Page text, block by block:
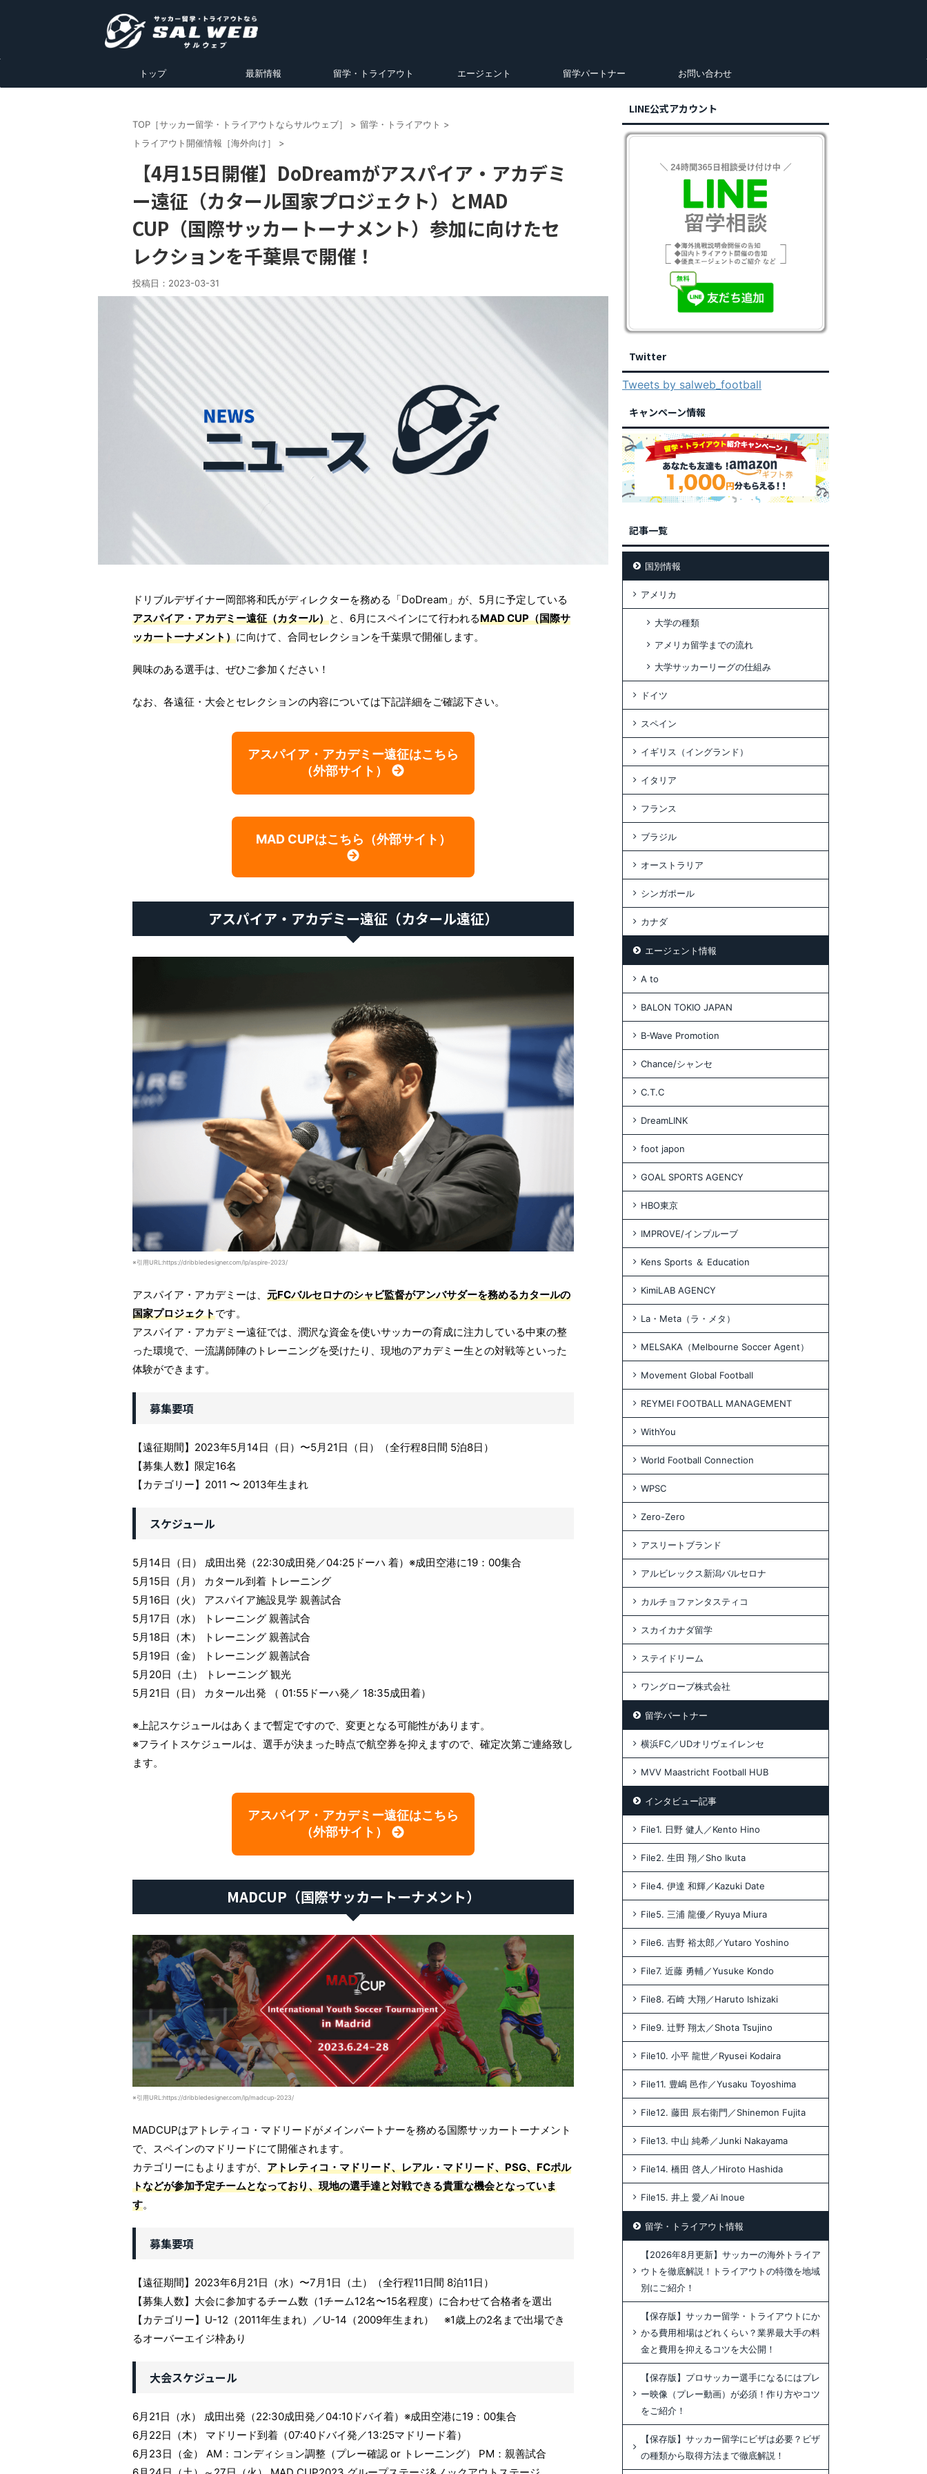
トップ 最新情報 留学・トライアウト エージェント 留学パートナー お問い合わせ
TOP［サッカー留学・トライアウトならサルウェブ］ > 留学・トライアウト >
トライアウト開催情報［海外向け］
>
【4月15日開催】DoDreamがアスパイア・アカデミ
ー遠征（カタール国家プロジェクト）とMAD
CUP（国際サッカートーナメント）参加に向けたセ
レクションを千葉県で開催！
投稿日： 2023-03-31
ドリブルデザイナー岡部将和氏がディレクターを務める「DoDream」が、5月に予定している
アスパイア・アカデミー遠征（カタール）と、6月にスペインにて行われるMAD CUP（国際サ
ッカートーナメント）に向けて、合同セレクションを千葉県で開催します。
興味のある選手は、ぜひご参加ください！
なお、各遠征・大会とセレクションの内容については下記詳細をご確認下さい。
アスパイア・アカデミー遠征はこちら
（外部サイト）
MAD CUPはこちら（外部サイト）
アスパイア・アカデミー遠征（カタール遠征）
※引用URL:https://dribbledesigner.com/lp/aspire-2023/
アスパイア・アカデミーは、 元FCバルセロナのシャビ監督がアンバサダーを務めるカタールの
国家プロジェクトです。
アスパイア・アカデミー遠征では、潤沢な資金を使いサッカーの育成に注力している中東の整
った環境で、一流講師陣のトレーニングを受けたり、現地のアカデミー生との対戦等といった
体験ができます。
募集要項
【遠征期間】2023年5月14日（日）〜5月21日（日）（全行程8日間 5泊8日）
【募集人数】限定16名
【カテゴリー】2011 〜 2013年生まれ
スケジュール
5月14日（日） 成田出発（22:30成田発／04:25ドーハ 着）※成田空港に19：00集合
5月15日（月） カタール到着 トレーニング
5月16日（火） アスパイア施設見学 親善試合
5月17日（水） トレーニング 親善試合
5月18日（木） トレーニング 親善試合
5月19日（金） トレーニング 親善試合
5月20日（土） トレーニング 観光
5月21日（日） カタール出発 （ 01:55ドーハ発／ 18:35成田着）
※上記スケジュールはあくまで暫定ですので、変更となる可能性があります。
※フライトスケジュールは、選手が決まった時点で航空券を抑えますので、確定次第ご連絡致し
ます。
アスパイア・アカデミー遠征はこちら
（外部サイト）
MADCUP（国際サッカートーナメント）
※引用URL:https://dribbledesigner.com/lp/madcup-2023/
MADCUPはアトレティコ・マドリードがメインパートナーを務める国際サッカートーナメント
で、スペインのマドリードにて開催されます。
カテゴリーにもよりますが、 アトレティコ・マドリード、レアル・マドリード、PSG、FCポル
トなどが参加予定チームとなっており、現地の選手達と対戦できる貴重な機会となっていま
す。
募集要項
【遠征期間】2023年6月21日（水）〜7月1日（土）（全行程11日間 8泊11日）
【募集人数】大会に参加するチーム数（1チーム12名〜15名程度）に合わせて合格者を選出
【カテゴリー】U-12（2011年生まれ）／U-14（2009年生まれ） ※1歳上の2名まで出場でき
るオーバーエイジ枠あり
大会スケジュール
6月21日（水） 成田出発（22:30成田発／04:10ドバイ着）※成田空港に19：00集合
6月22日（木） マドリード到着（07:40ドバイ発／13:25マドリード着）
6月23日（金） AM：コンディション調整（プレー確認 or トレーニング） PM：親善試合
LINE公式アカウント
Twitter
Tweets by salweb_football
キャンペーン情報
記事一覧
国別情報
アメリカ
大学の種類
アメリカ留学までの流れ
大学サッカーリーグの仕組み
ドイツ
スペイン
イギリス（イングランド）
イタリア
フランス
ブラジル
オーストラリア
シンガポール
カナダ
エージェント情報
A to
BALON TOKIO JAPAN
B-Wave Promotion
Chance/シャンセ
C.T.C
DreamLINK
foot japon
GOAL SPORTS AGENCY
HBO東京
IMPROVE/インプルーブ
Kens Sports ＆ Education
KimiLAB AGENCY
La・Meta（ラ・メタ）
MELSAKA（Melbourne Soccer Agent）
Movement Global Football
REYMEI FOOTBALL MANAGEMENT
WithYou
World Football Connection
WPSC
Zero-Zero
アスリートブランド
アルビレックス新潟バルセロナ
カルチョファンタスティコ
スカイカナダ留学
ステイドリーム
ワングローブ株式会社
留学パートナー
横浜FC／UDオリヴェイレンセ
MVV Maastricht Football HUB
インタビュー記事
File1. 日野 健人／Kento Hino
File2. 生田 翔／Sho Ikuta
File4. 伊達 和輝／Kazuki Date
File5. 三浦 龍優／Ryuya Miura
File6. 吉野 裕太郎／Yutaro Yoshino
File7. 近藤 勇輔／Yusuke Kondo
File8. 石崎 大翔／Haruto Ishizaki
File9. 辻野 翔太／Shota Tsujino
File10. 小平 龍世／Ryusei Kodaira
File11. 豊嶋 邑作／Yusaku Toyoshima
File12. 藤田 辰右衛門／Shinemon Fujita
File13. 中山 純希／Junki Nakayama
File14. 橋田 啓人／Hiroto Hashida
File15. 井上 愛／Ai Inoue
留学・トライアウト情報
【2026年8月更新】サッカーの海外トライア
ウトを徹底解説！トライアウトの特徴を地域
別にご紹介！
【保存版】サッカー留学・トライアウトにか
かる費用相場はどれくらい？業界最大手の料
金と費用を抑えるコツを大公開！
【保存版】プロサッカー選手になるにはプレ
ー映像（プレー動画）が必須！作り方やコツ
をご紹介！
【保存版】サッカー留学にビザは必要？ビザ
の種類から取得方法まで徹底解説！